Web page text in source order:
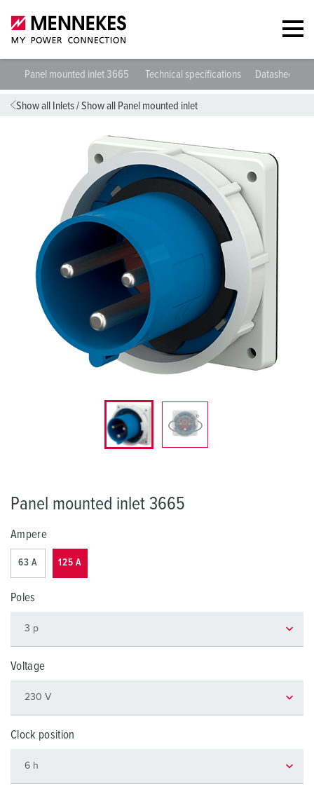
Panel mounted inlet 3665 Technical specifications Datasheets &
Show all Inlets/Show all Panel mounted inlet
Panel mounted inlet 3665
Ampere
63 A 125 A
Poles
Voltage
Clock position